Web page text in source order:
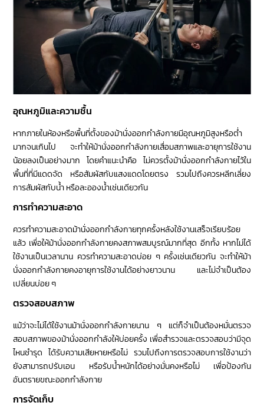
อุณหภูมิและความชื้น
หากภายในห้องหรือพื้นที่ตั้งของม้านั่งออกกำลังกายมีอุณหภูมิสูงหรือต่ำ
มากจนเกินไป จะทำให้ม้านั่งออกกำลังกายเสื่อมสภาพและอายุการใช้งาน
น้อยลงเป็นอย่างมาก โดยคำแนะนำคือ ไม่ควรตั้งม้านั่งออกกำลังกายไว้ใน
พื้นที่ที่มีแดดจัด หรือสัมผัสกับแสงแดดโดยตรง รวมไปถึงควรหลีกเลี่ยง
การสัมผัสกับน้ำ หรือละอองน้ำเช่นเดียวกัน
การทำความสะอาด
ควรทำความสะอาดม้านั่งออกกำลังกายทุกครั้งหลังใช้งานเสร็จเรียบร้อย
แล้ว เพื่อให้ม้านั่งออกกำลังกายคงสภาพสมบูรณ์มากที่สุด อีกทั้ง หากไม่ได้
ใช้งานเป็นเวลานาน ควรทำความสะอาดบ่อย ๆ ครั้งเช่นเดียวกัน จะทำให้ม้า
นั่งออกกำลังกายคงอายุการใช้งานได้อย่างยาวนาน และไม่จำเป็นต้อง
เปลี่ยนบ่อย ๆ
ตรวจสอบสภาพ
แม้ว่าจะไม่ได้ใช้งานม้านั่งออกกำลังกายนาน ๆ แต่ก็จำเป็นต้องหมั่นตรวจ
สอบสภาพของม้านั่งออกกำลังให้บ่อยครั้ง เพื่อสำรวจและตรวจสอบว่ามีจุด
ไหนชำรุด ได้รับความเสียหายหรือไม่ รวมไปถึงการตรวจสอบการใช้งานว่า
ยังสามารถปรับเอน หรือรับน้ำหนักได้อย่างมั่นคงหรือไม่ เพื่อป้องกัน
อันตรายขณะออกกำลังกาย
การจัดเก็บ